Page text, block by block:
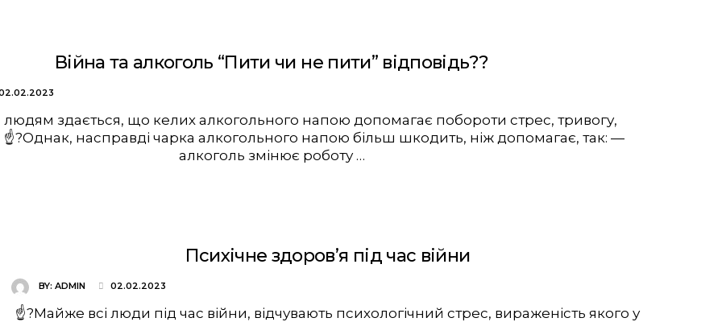
Війна та алкоголь “Пити чи не пити” відповідь??
людям здається, що келих алкогольного напою допомагає побороти стрес, тривогу,
насправді чарка алкогольного напою більш шкодить, ніж допомагає, так: —
алкоголь змінює роботу …
Психічне здоров’я під час війни
BY: ADMIN 02.02.2023
☝?Майже всі люди під час війни, відчувають психологічний стрес, вираженість якого у